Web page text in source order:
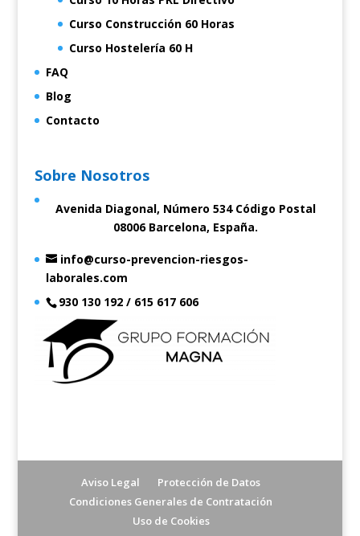
Curso Construcción 60 Horas
Curso Hostelería 60 H
FAQ
Blog
Contacto
Sobre Nosotros
Avenida Diagonal, Número 534 Código Postal
08006 Barcelona, España.
info@curso-prevencion-riesgos-
laborales.com
930 130 192 / 615 617 606
Aviso Legal
Protección de Datos
Condiciones Generales de Contratación
Uso de Cookies